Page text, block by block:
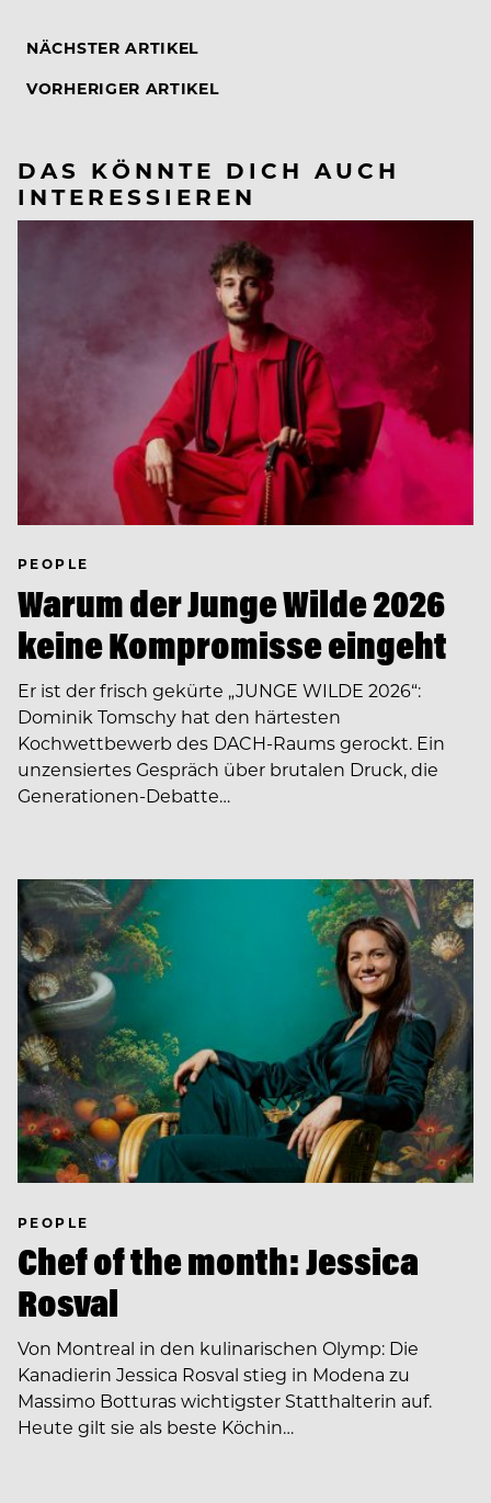
NÄCHSTER ARTIKEL
VORHERIGER ARTIKEL
DAS KÖNNTE DICH AUCH
INTERESSIEREN
PEOPLE
Warum der Junge Wilde 2026
keine Kompromisse eingeht
Er ist der frisch gekürte „JUNGE WILDE 2026“:
Dominik Tomschy hat den härtesten
Kochwettbewerb des DACH-Raums gerockt. Ein
unzensiertes Gespräch über brutalen Druck, die
Generationen-Debatte…
PEOPLE
Chef of the month: Jessica
Rosval
Von Montreal in den kulinarischen Olymp: Die
Kanadierin Jessica Rosval stieg in Modena zu
Massimo Botturas wichtigster Statthalterin auf.
Heute gilt sie als beste Köchin…